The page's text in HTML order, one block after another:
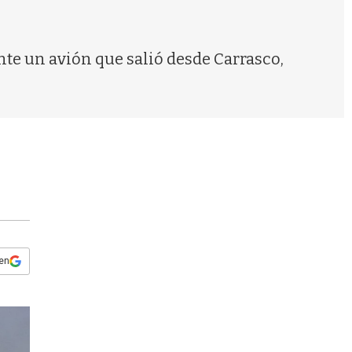
un avión que salió desde Carrasco,